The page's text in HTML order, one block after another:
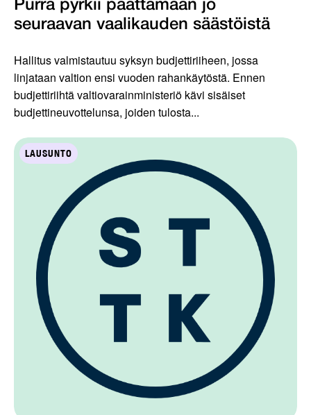
Purra pyrkii päättämään jo
seuraavan vaalikauden säästöistä
Hallitus valmistautuu syksyn budjettiriiheen, jossa
linjataan valtion ensi vuoden rahankäytöstä. Ennen
budjettiriihtä valtiovarainministeriö kävi sisäiset
budjettineuvottelunsa, joiden tulosta...
LAUSUNTO